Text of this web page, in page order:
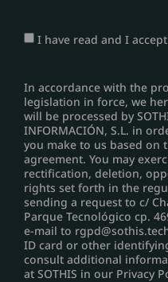
I have read and I
In accordance with the
legislation in force, we
will be processed by
INFORMACIÓN, S.L. in
you make to us based on
agreement. You may
rectification, deletion,
rights set forth in the
sending a request to c/
Parque Tecnológico cp.
e-mail to
ID card or other
consult additional
at SOTHIS in our Privacy